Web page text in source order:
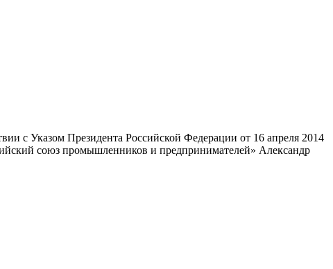
с Указом Президента Российской Федерации от 16 апреля 2014
союз промышленников и предпринимателей» Александр